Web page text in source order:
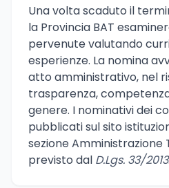
Una volta scaduto il
la Provincia BAT
pervenute valutando
esperienze. La nomina
atto amministrativo, nel
trasparenza,
genere. I nominativi dei
pubblicati sul sito
sezione
previsto dal D.Lgs. 33/2013.